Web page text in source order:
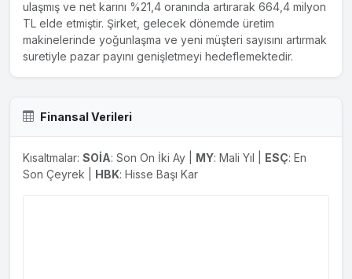
ulaşmış ve net karını %21,4 oranında artırarak 664,4 milyon
TL elde etmiştir. Şirket, gelecek dönemde üretim
makinelerinde yoğunlaşma ve yeni müşteri sayısını artırmak
suretiyle pazar payını genişletmeyi hedeflemektedir.
Finansal Verileri
Kısaltmalar: SOİA: Son On İki Ay | MY: Mali Yıl | ESÇ: En
Son Çeyrek | HBK: Hisse Başı Kar